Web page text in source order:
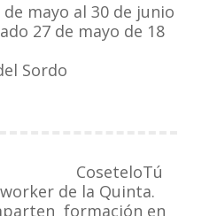
de mayo al 30 de junio
27 de mayo de 18
Sordo
CoseteloTú
de la Quinta.
formación en